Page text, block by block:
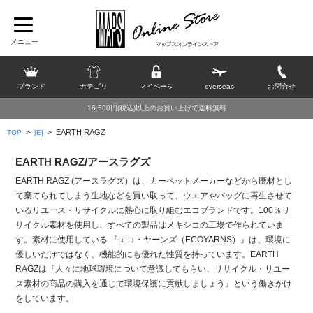
ブランド カテゴリ マイページ overseas お問合せ
16,500円(税込)以上のお買い上げで送料無料
TOP > [E] > EARTH RAGZ
EARTH RAGZ/アースラグズ
EARTH RAGZ (アースラグズ）は、カーペットメーカーなどから廃材とし
て棄てられてしまう生地などを買い取って、ウエアやバッグに再生させて
いるリユース・リサイクルに熱心に取り組むエコブランドです。100％リ
サイクル素材を使用し、すべての製品はメキシコの工場で作られていま
す。素材に使用している 『エコ・ヤーンズ（ECOYARNS）』は、環境に
優しいだけではなく、機能的にも優れた性質を持っています。EARTH
RAGZは『人々に地球環境について意識してもらい、リサイクル・リユー
ス素材の商品の購入を通じて環境保護に貢献しましょう』という働きかけ
をしています。